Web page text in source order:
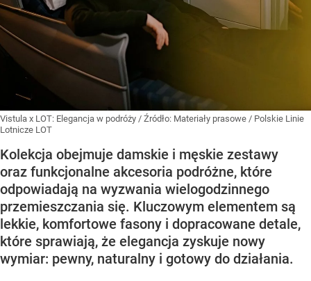
Vistula x LOT: Elegancja w podróży / Źródło: Materiały prasowe / Polskie Linie
Lotnicze LOT
Kolekcja obejmuje damskie i męskie zestawy
oraz funkcjonalne akcesoria podróżne, które
odpowiadają na wyzwania wielogodzinnego
przemieszczania się. Kluczowym elementem są
lekkie, komfortowe fasony i dopracowane detale,
które sprawiają, że elegancja zyskuje nowy
wymiar: pewny, naturalny i gotowy do działania.